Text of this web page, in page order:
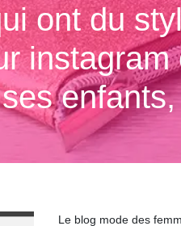
ont du
Le blog mode des